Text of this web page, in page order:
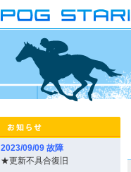
2023/09/09 故障
★更新不具合復旧